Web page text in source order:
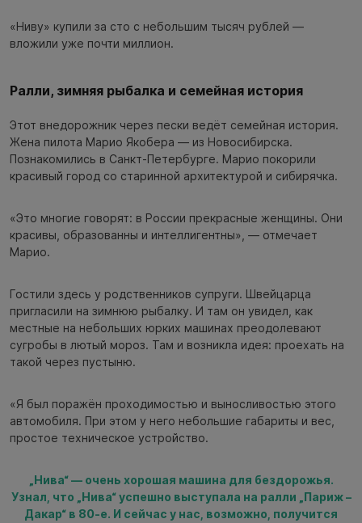
«Ниву» купили за сто с небольшим тысяч рублей —
вложили уже почти миллион.
Ралли, зимняя рыбалка и семейная история
Этот внедорожник через пески ведёт семейная история.
Жена пилота Марио Якобера — из Новосибирска.
Познакомились в Санкт-Петербурге. Марио покорили
красивый город со старинной архитектурой и сибирячка.
«Это многие говорят: в России прекрасные женщины. Они
красивы, образованны и интеллигентны», — отмечает
Марио.
Гостили здесь у родственников супруги. Швейцарца
пригласили на зимнюю рыбалку. И там он увидел, как
местные на небольших юрких машинах преодолевают
сугробы в лютый мороз. Там и возникла идея: проехать на
такой через пустыню.
«Я был поражён проходимостью и выносливостью этого
автомобиля. При этом у него небольшие габариты и вес,
простое техническое устройство.
„Нива“ — очень хорошая машина для бездорожья.
Узнал, что „Нива“ успешно выступала на ралли „Париж –
Дакар“ в 80-е. И сейчас у нас, возможно, получится